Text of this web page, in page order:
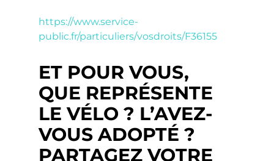
https://www.service-
public.fr/particuliers/vosdroits/F36155
ET POUR VOUS,
QUE REPRÉSENTE
LE VÉLO ? L’AVEZ-
VOUS ADOPTÉ ?
PARTAGEZ VOTRE